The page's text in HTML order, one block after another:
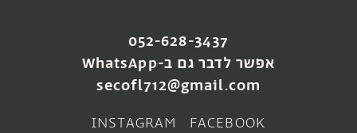
ואזה גלזורה ירוקה
₪400
052-628-3437
אפשר לדבר גם ב-WhatsApp
secofl712@gmail.com
FACEBOOK
INSTAGRAM